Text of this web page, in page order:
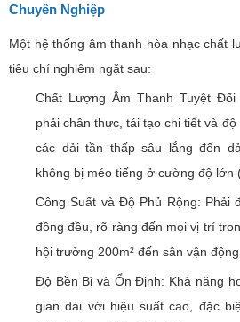
Chuyên Nghiệp
Một hệ thống âm thanh hòa nhạc chất
tiêu chí nghiêm ngặt sau:
Chất Lượng Âm Thanh Tuyệt Đối
phải chân thực, tái tạo chi tiết và
các dải tần thấp sâu lắng đến
không bị méo tiếng ở cường độ lớn
Công Suất và Độ Phủ Rộng: Phải
đồng đều, rõ ràng đến mọi vị trí
hội trường 200m² đến sân vận
Độ Bền Bỉ và Ổn Định: Khả năng
gian dài với hiệu suất cao, đặc